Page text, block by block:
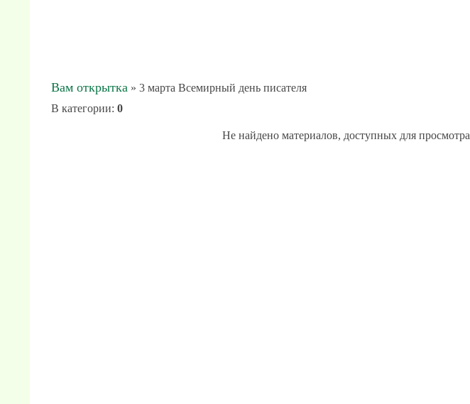
Вам открытка » 3 марта Всемирный день писателя
В категории: 0
Не найдено материалов, доступных для просмотра